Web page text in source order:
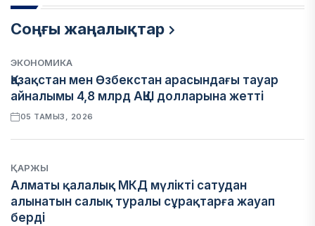
Соңғы жаңалықтар
ЭКОНОМИКА
Қазақстан мен Өзбекстан арасындағы тауар
айналымы 4,8 млрд АҚШ долларына жетті
05 ТАМЫЗ, 2026
ҚАРЖЫ
Алматы қалалық МКД мүлікті сатудан
алынатын салық туралы сұрақтарға жауап
берді